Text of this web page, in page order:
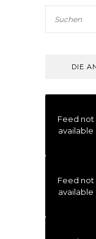
DIE
Feed not
available
Feed not
available